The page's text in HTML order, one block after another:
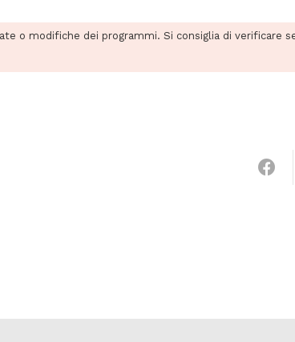
o modifiche dei programmi. Si consiglia di verificare